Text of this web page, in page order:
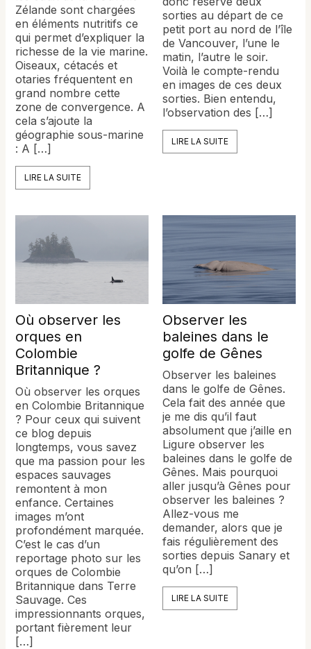
Zélande sont chargées
en éléments nutritifs ce
qui permet d’expliquer la
richesse de la vie marine.
Oiseaux, cétacés et
otaries fréquentent en
grand nombre cette
zone de convergence. A
cela s’ajoute la
géographie sous-marine
: A […]
LIRE LA SUITE
sorties au départ de ce
petit port au nord de l’île
de Vancouver, l’une le
matin, l’autre le soir.
Voilà le compte-rendu
en images de ces deux
sorties. Bien entendu,
l’observation des […]
LIRE LA SUITE
Où observer les
orques en
Colombie
Britannique ?
Où observer les orques
en Colombie Britannique
? Pour ceux qui suivent
ce blog depuis
longtemps, vous savez
que ma passion pour les
espaces sauvages
remontent à mon
enfance. Certaines
images m’ont
profondément marquée.
C’est le cas d’un
reportage photo sur les
orques de Colombie
Britannique dans Terre
Sauvage. Ces
impressionnants orques,
portant fièrement leur
[…]
Observer les
baleines dans le
golfe de Gênes
Observer les baleines
dans le golfe de Gênes.
Cela fait des année que
je me dis qu’il faut
absolument que j’aille en
Ligure observer les
baleines dans le golfe de
Gênes. Mais pourquoi
aller jusqu’à Gênes pour
observer les baleines ?
Allez-vous me
demander, alors que je
fais régulièrement des
sorties depuis Sanary et
qu’on […]
LIRE LA SUITE